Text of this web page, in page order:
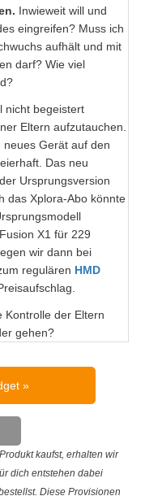
Inwieweit will und
eingreifen? Muss ich
aufhält und mit
darf? Wie viel
nicht begeistert
Eltern aufzutauchen.
Gerät auf den
Das neu
Ursprungsversion
das Xplora-Abo könnte
X1 für 229
wir dann bei
regulären HMD
Kontrolle der Eltern
gehen?
kaufst, erhalten wir
dich entstehen dabei
Diese Provisionen